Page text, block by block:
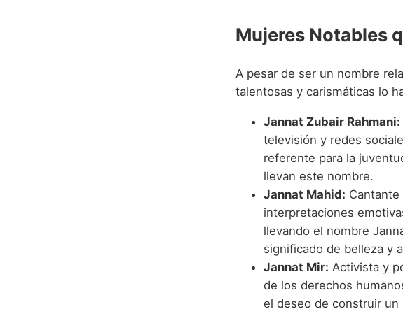
Mujeres Notables
A pesar de ser un nombre
talentosas y carismáticas lo
Jannat Zubair Rahmani:
televisión y redes
referente para la
llevan este nombre.
Jannat Mahid:
interpretaciones
llevando el nombre
significado de belleza y
Jannat Mir: Activista y
de los derechos
el deseo de construir